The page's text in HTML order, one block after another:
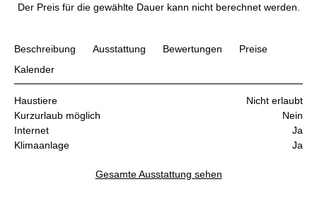
Der Preis für die gewählte Dauer kann nicht berechnet werden.
Beschreibung Ausstattung Bewertungen
Preise
Kalender
Haustiere
Nicht erlaubt
Kurzurlaub möglich
Nein
Internet
Ja
Klimaanlage
Ja
Gesamte Ausstattung sehen